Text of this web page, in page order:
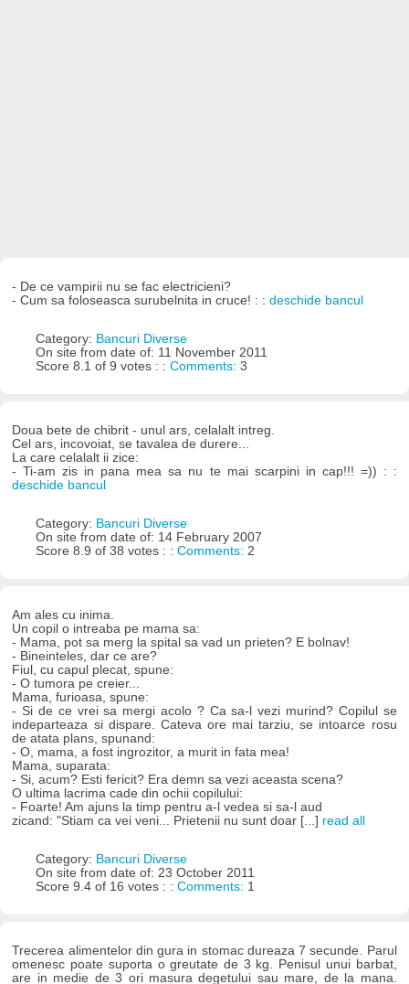
- De ce vampirii nu se fac electricieni?
- Cum sa foloseasca surubelnita in cruce! : :deschide bancul
Category: Bancuri Diverse
On site from date of: 11 November 2011
Score 8.1 of 9 votes : : Comments: 3
Doua bete de chibrit - unul ars, celalalt intreg.
Cel ars, incovoiat, se tavalea de durere...
La care celalalt ii zice:
- Ti-am zis in pana mea sa nu te mai scarpini in cap!!! =)) : :
deschide bancul
Category: Bancuri Diverse
On site from date of: 14 February 2007
Score 8.9 of 38 votes : : Comments: 2
Am ales cu inima.
Un copil o intreaba pe mama sa:
- Mama, pot sa merg la spital sa vad un prieten? E bolnav!
- Bineinteles, dar ce are?
Fiul, cu capul plecat, spune:
- O tumora pe creier...
Mama, furioasa, spune:
- Si de ce vrei sa mergi acolo ? Ca sa-l vezi murind? Copilul se
indeparteaza si dispare. Cateva ore mai tarziu, se intoarce rosu
de atata plans, spunand:
- O, mama, a fost ingrozitor, a murit in fata mea!
Mama, suparata:
- Si, acum? Esti fericit? Era demn sa vezi aceasta scena?
O ultima lacrima cade din ochii copilului:
- Foarte! Am ajuns la timp pentru a-l vedea si sa-l aud
zicand: "Stiam ca vei veni... Prietenii nu sunt doar [...] read all
Category: Bancuri Diverse
On site from date of: 23 October 2011
Score 9.4 of 16 votes : : Comments: 1
Trecerea alimentelor din gura in stomac dureaza 7 secunde. Parul
omenesc poate suporta o greutate de 3 kg. Penisul unui barbat,
are in medie de 3 ori masura degetului sau mare, de la mana.